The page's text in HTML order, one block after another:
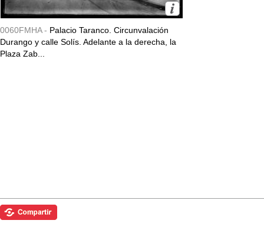
0060FMHA - Palacio Taranco. Circunvalación
Durango y calle Solís. Adelante a la derecha, la
Plaza Zab...